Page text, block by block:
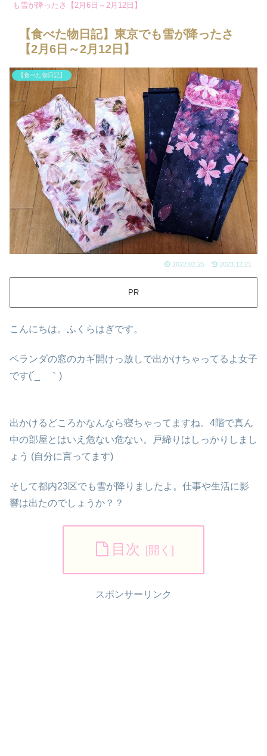
も雪が降ったさ【2月6日～2月12日】
【食べた物日記】東京でも雪が降ったさ
【2月6日～2月12日】
【食べた物日記】
2022.02.25 2023.12.21
PR
こんにちは。ふくらはぎです。
ベランダの窓のカギ開けっ放しで出かけちゃってるよ女子
です(´_ゝ｀)
出かけるどころかなんなら寝ちゃってますね。4階で真ん
中の部屋とはいえ危ない危ない。戸締りはしっかりしまし
ょう (自分に言ってます)
そして都内23区でも雪が降りましたよ。仕事や生活に影
響は出たのでしょうか？？
目次
スポンサーリンク